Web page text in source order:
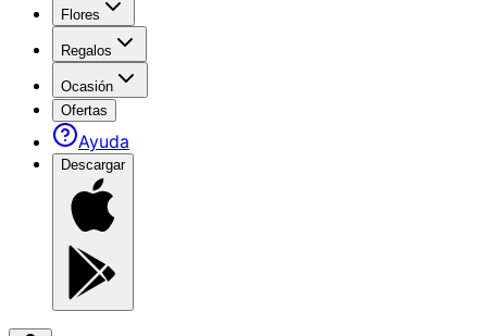
Flores
Regalos
Ocasión
Ofertas
Ayuda
Descargar